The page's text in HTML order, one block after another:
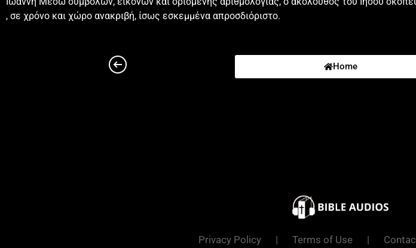
μελλει γινεσθαι μετα ταυτα20 το μυστηριον των επτα αστερων ων ειδες επι της δεξιας μου
των επτα εκκλησιων εισιν και αι επτα λυχνιαι ας ειδες επτα εκκλησιαι εισιν
2 τω αγγελω της εφεσινης εκκλησιας γραψον ταδε λεγει ο κρατων τους επτα αστερας εν τη
χρυσων2 οιδα τα εργα σου και τον κοπον σου και την υπομονην σου και οτι ου δυνη
δευτερου12 και τω αγγελω της εν περγαμω εκκλησιας γραψον ταδε λεγει ο εχων την
κατοικεις οπου ο θρονος του σατανα και κρατεις το ονομα μου και ουκ ηρνησω την πιστιν
, σε χρόνο και χώρο ανακριβή, ίσως εσκεμμένα απροσδιόριστο.
Home
Privacy Policy | Terms of Use |